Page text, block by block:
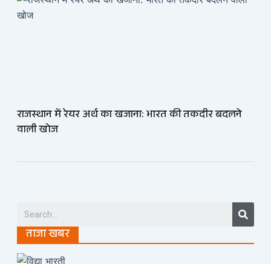
राजस्थान में रेयर अर्थ का खजाना: भारत की तकदीर बदलने
वाली खोज
ताजा खबर